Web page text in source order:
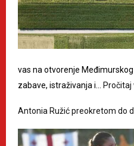
vas na otvorenje
zabave, istraživanja i…
Pročitaj
Antonia Ružić preokretom do